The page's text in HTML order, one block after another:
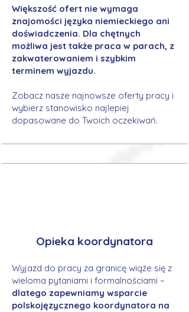
Większość ofert nie wymaga
znajomości języka niemieckiego ani
doświadczenia. Dla chętnych
możliwa jest także praca w parach, z
zakwaterowaniem i szybkim
terminem wyjazdu.
Zobacz nasze najnowsze oferty pracy i
wybierz stanowisko najlepiej
dopasowane do Twoich oczekiwań.
Opieka koordynatora
Wyjazd do pracy za granicę wiąże się z
wieloma pytaniami i formalnościami –
dlatego zapewniamy wsparcie
polskojęzycznego koordynatora na